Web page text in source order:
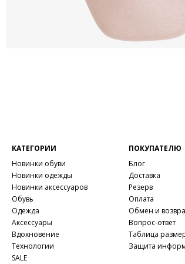
КАТЕГОРИИ
Новинки обуви
Новинки одежды
Новинки аксессуаров
Обувь
Одежда
Аксессуары
Вдохновение
Технологии
SALE
ПОКУПАТЕЛЮ
Блог
Доставка
Резерв
Оплата
Обмен и
Вопрос-ответ
Таблица
Защита